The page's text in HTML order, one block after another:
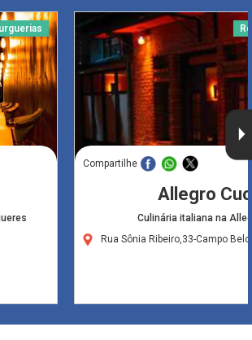
Compartilhe
Allegro
Culinária italiana na
Rua Sônia Ribeiro,33-Campo